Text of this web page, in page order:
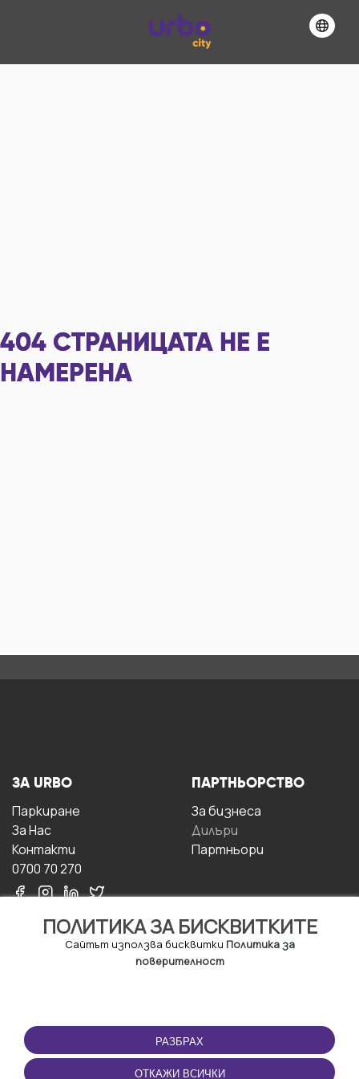
404 СТРАНИЦАТА НЕ Е
НАМЕРЕНА
ПОЛИТИКА ЗА БИСКВИТКИТЕ
Сайтът използва бисквитки Политика за
поверителност
РАЗБРАХ
ОТКАЖИ ВСИЧКИ
ЗА URBO
Паркиране
За Hас
Контакти
0700 70 270
ПАРТНЬОРСТВО
За бизнесa
Дилъри
Партньори
ПОЛЗВАНЕ
Правила и условия за
ползване
ПРИЛОЖЕНИЕТО